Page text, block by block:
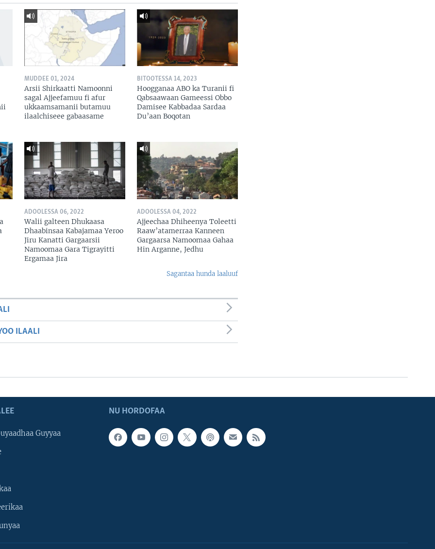
MUDDEE 01, 2024
Arsii Shirkaatti Namoonni
sagal Ajjeefamuu fi afur
ukkaamsamanii butamuu
ilaalchiseee gabaasame
BITOOTESSA 14, 2023
Hoogganaa ABO ka Turanii fi
Qabsaawaan Gameessi Obbo
Damisee Kabbadaa Sardaa
Du’aan Boqotan
ADOOLESSA 06, 2022
Walii galteen Dhukaasa
Dhaabinsaa Kabajamaa Yeroo
Jiru Kanatti Gargaarsii
Namoomaa Gara Tigrayitti
Ergamaa Jira
ADOOLESSA 04, 2022
Ajjeechaa Dhiheenya Toleetti
Raaw’atamerraa Kanneen
Gargaarsa Namoomaa Gahaa
Hin Arganne, Jedhu
Sagantaa hunda laaluuf
ILAALI
NU HORDOFAA
Guyyaa